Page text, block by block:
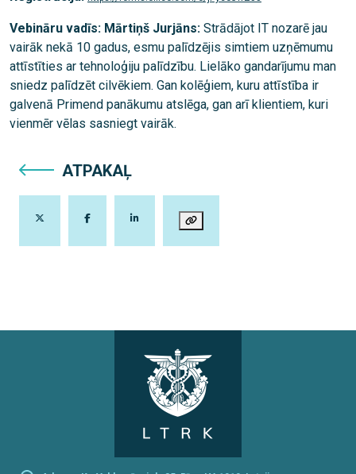
Vebināru vadīs: Mārtiņš Jurjāns: Strādājot IT nozarē jau
vairāk nekā 10 gadus, esmu palīdzējis simtiem uzņēmumu
attīstīties ar tehnoloģiju palīdzību. Lielāko gandarījumu man
sniedz palīdzēt cilvēkiem. Gan kolēģiem, kuru attīstība ir
galvenā Primend panākumu atslēga, gan arī klientiem, kuri
vienmēr vēlas sasniegt vairāk.
ATPAKAĻ